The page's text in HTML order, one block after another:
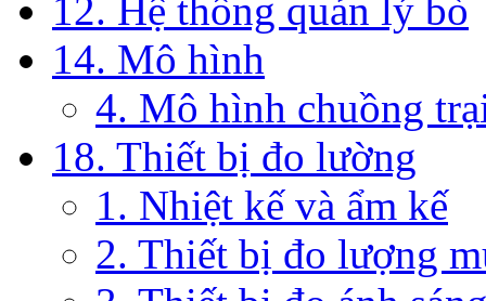
12. Hệ thống quản lý bò
14. Mô hình
4. Mô hình chuồng
18. Thiết bị đo lường
1. Nhiệt kế và ẩm kế
2. Thiết bị đo lượng